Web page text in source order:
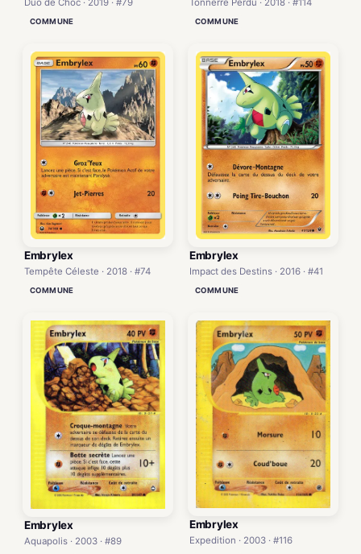
COMMUNE COMMUNE
Embrylex
Tempête Céleste · 2018 · #74
COMMUNE
Embrylex
Impact des Destins · 2016 · #41
COMMUNE
Embrylex
Aquapolis · 2003 · #89
Embrylex
Expedition · 2003 · #116